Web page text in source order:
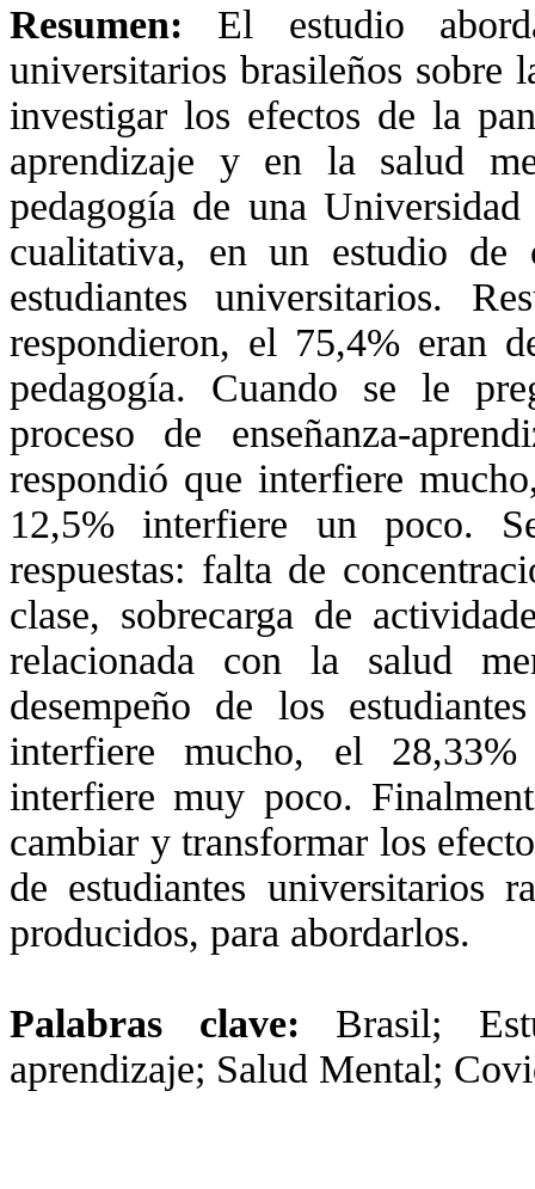
Resumen: El estudio
universitarios brasileños
investigar los efectos de la
aprendizaje y en la salud
pedagogía de una
cualitativa, en un estudio de
estudiantes universitarios.
respondieron, el 75,4% eran
pedagogía. Cuando se le
proceso de enseñanza-
respondió que interfiere
12,5% interfiere un poco.
respuestas: falta de
clase, sobrecarga de
relacionada con la salud
desempeño de los
interfiere mucho, el
interfiere muy poco.
cambiar y transformar los
de estudiantes universitarios
producidos, para abordarlos.
Palabras clave: Brasil;
aprendizaje; Salud Mental;